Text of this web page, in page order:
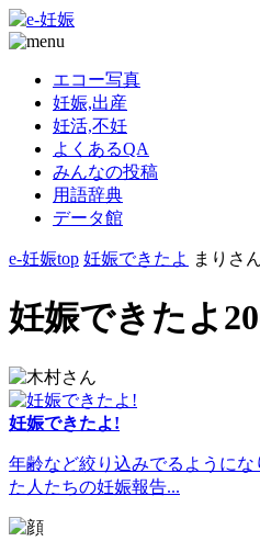
エコー写真
妊娠,出産
妊活,不妊
よくあるQA
みんなの投稿
用語辞典
データ館
e-妊娠top 妊娠できたよ まりさ
妊娠できたよ
妊娠できたよ!
年齢など絞り込みでるようにな
た人たちの妊娠報告...